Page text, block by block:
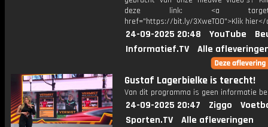
deze link: <a
href="https://bit.ly/3XweTO0">Klik hier</
24-09-2025 20:48 YouTube
Informatief.TV
Alle
Gustaf Lagerbielke is terecht!
Van dit programma is geen informatie
24-09-2025 20:47 Ziggo
Sporten.TV
Alle afleveringen